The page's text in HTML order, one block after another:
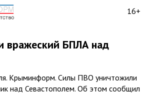
16+
вражеский БПЛА над
Крыминформ. Силы ПВО уничтожили
над Севастополем. Об этом сообщил